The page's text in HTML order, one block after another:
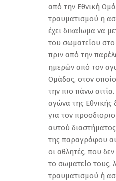
από την Εθνική
τραυματισμού η
έχει δικαίωμα να
του σωματείου στο
πριν από την
ημερών από τον
Ομάδας, στον οποίο
την πιο πάνω
αγώνα της Εθνικής
για τον
αυτού
της παραγράφου
οι αθλητές, που
το σωματείο τους,
τραυματισμού ή